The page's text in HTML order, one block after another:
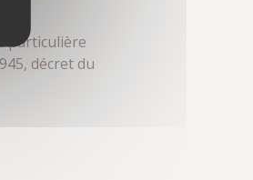
particulière
décret du